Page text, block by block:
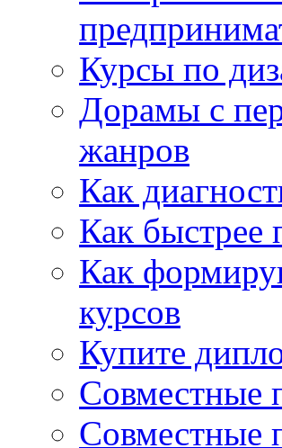
Курсы по
Дорамы с
жанров
Как
Как быстрее
Как
курсов
Купите
Совместные
Совместные